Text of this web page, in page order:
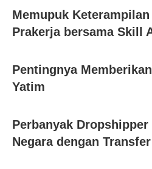
Memupuk
Prakerja bersama Skill
Pentingnya
Yatim
Perbanyak
Negara dengan